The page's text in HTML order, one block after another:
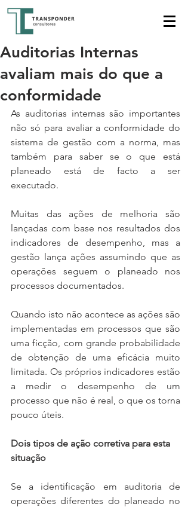
Auditorias Internas
avaliam mais do que a
conformidade
As auditorias internas são importantes
não só para avaliar a conformidade do
sistema de gestão com a norma, mas
também para saber se o que está
planeado está de facto a ser
executado.
Muitas das ações de melhoria são
lançadas com base nos resultados dos
indicadores de desempenho, mas a
gestão lança ações assumindo que as
operações seguem o planeado nos
processos documentados.
Quando isto não acontece as ações são
implementadas em processos que são
uma ficção, com grande probabilidade
de obtenção de uma eficácia muito
limitada. Os próprios indicadores estão
a medir o desempenho de um
processo que não é real, o que os torna
pouco úteis.
Dois tipos de ação corretiva para esta
situação
Se a identificação em auditoria de
operações diferentes do planeado no